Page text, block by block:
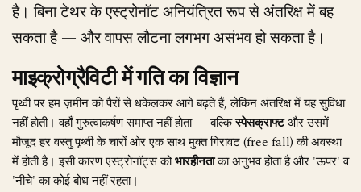
है। बिना टेथर के एस्ट्रोनॉट अनियंत्रित रूप से अंतरिक्ष में बह
सकता है — और वापस लौटना लगभग असंभव हो सकता है।
माइक्रोग्रैविटी में गति का विज्ञान
पृथ्वी पर हम ज़मीन को पैरों से धकेलकर आगे बढ़ते हैं, लेकिन अंतरिक्ष में यह सुविधा
नहीं होती। वहाँ गुरुत्वाकर्षण समाप्त नहीं होता — बल्किस्पेसक्राफ्टऔर उसमें
मौजूद हर वस्तु पृथ्वी के चारों ओर एक साथ मुक्त गिरावट (free fall) की अवस्था
में होती है। इसी कारण एस्ट्रोनॉट्स कोभारहीनताका अनुभव होता है और 'ऊपर' व
'नीचे' का कोई बोध नहीं रहता।